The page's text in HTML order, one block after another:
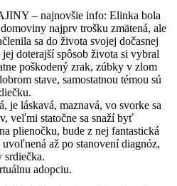
– najnovšie info: Elinka bola
najprv trošku zmätená, ale
sa do života svojej dočasnej
doterajší spôsob života si vybral
poškodený zrak, zúbky v zlom
stave, samostatnou témou sú
je láskavá, maznavá, vo svorke sa
veľmi statočne sa snaží byť
plienočku, bude z nej fantastická
až po stanovení diagnóz,
srdiečka.
adopciu.